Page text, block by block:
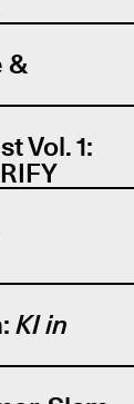
&
Vol. 1:
KI in